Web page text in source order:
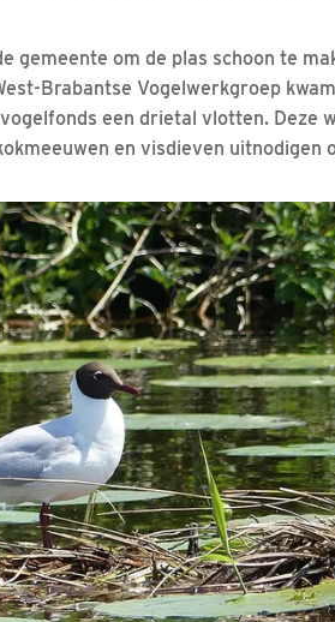
gemeente om de plas schoon te
Brabantse Vogelwerkgroep
een drietal vlotten. Deze
en visdieven